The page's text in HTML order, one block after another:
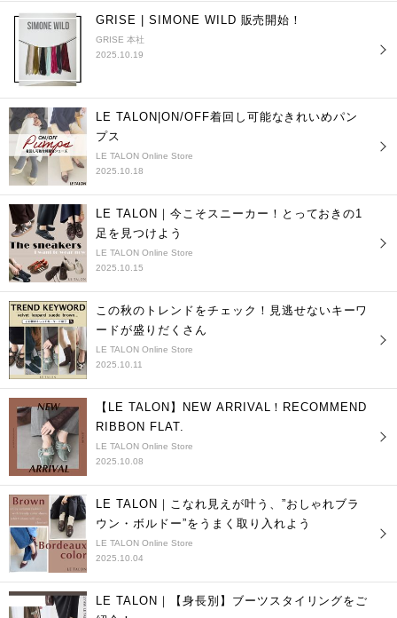
GRISE | SIMONE WILD 販売開始！
GRISE 本社
2025.10.19
LE TALON|ON/OFF着回し可能なきれいめパン
プス
LE TALON Online Store
2025.10.18
LE TALON｜今こそスニーカー！とっておきの1
足を見つけよう
LE TALON Online Store
2025.10.15
この秋のトレンドをチェック！見逃せないキーワ
ードが盛りだくさん
LE TALON Online Store
2025.10.11
【LE TALON】NEW ARRIVAL！RECOMMEND
RIBBON FLAT.
LE TALON Online Store
2025.10.08
LE TALON｜こなれ見えが叶う、”おしゃれブラ
ウン・ボルドー”をうまく取り入れよう
LE TALON Online Store
2025.10.04
LE TALON｜【身長別】ブーツスタイリングをご